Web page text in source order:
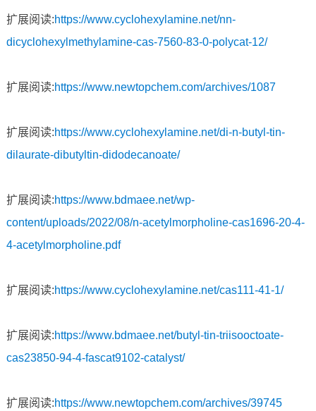
扩展阅读:https://www.cyclohexylamine.net/nn-
dicyclohexylmethylamine-cas-7560-83-0-polycat-12/
扩展阅读:https://www.newtopchem.com/archives/1087
扩展阅读:https://www.cyclohexylamine.net/di-n-butyl-tin-
dilaurate-dibutyltin-didodecanoate/
扩展阅读:https://www.bdmaee.net/wp-
content/uploads/2022/08/n-acetylmorpholine-cas1696-20-4-
4-acetylmorpholine.pdf
扩展阅读:https://www.cyclohexylamine.net/cas111-41-1/
扩展阅读:https://www.bdmaee.net/butyl-tin-triisooctoate-
cas23850-94-4-fascat9102-catalyst/
扩展阅读:https://www.newtopchem.com/archives/39745